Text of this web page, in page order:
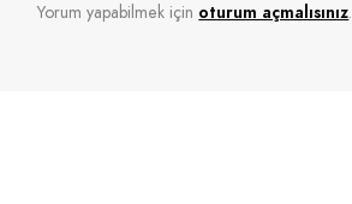
Yorum yapabilmek için oturum açmalısınız.